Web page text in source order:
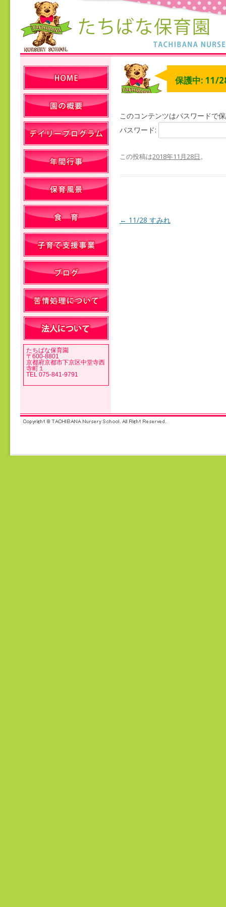
保護中: 11/
このコンテンツはパスワードで
パスワード:
この投稿は2018年11月28日。
投稿ナビゲーション
← 11/28 すみれ
たちばな保育園
〒600-8801
京都府京都市下京区中堂寺西
寺町１
TEL 075-841-9791